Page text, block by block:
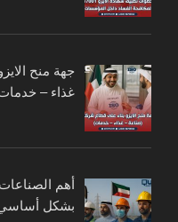
جهة منح
غذاء –
بشكل